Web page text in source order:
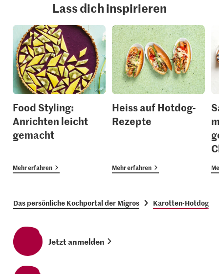
Lass dich inspirieren
Food Styling:
Anrichten leicht
gemacht
Mehr erfahren
Heiss auf Hotdog-
Rezepte
Mehr erfahren
Das persönliche Kochportal der Migros Karotten-Hotdog
Jetzt anmelden